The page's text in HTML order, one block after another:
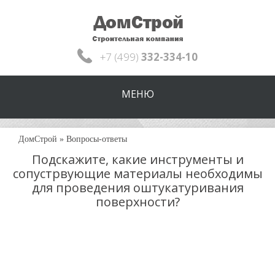
+7 (499) 332-334-10
МЕНЮ
ДомСтрой » Вопросы-ответы
Подскажите, какие инструменты и
сопустрвующие материалы необходимы
для проведения оштукатуривания
поверхности?